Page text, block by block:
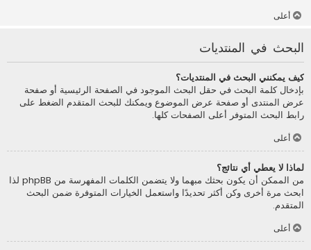
أعلى
البحث في المنتديات
كيف يمكنني البحث في المنتديات؟
بإدخال كلمة البحث في حقل البحث الموجود في الصفحة الرئيسية أو صفحة
عرض المنتدى أو صفحة عرض الموضوع ويمكنك للبحث المتقدم الضغط على
رابط البحث المتوفر أعلى الصفحات كلها.
أعلى
لماذا لا يعطي أي نتائج؟
من الممكن أن يكون بحثك مبهما ولا يتضمن الكلمات المفهرسة من phpBB لذا
ابحث مرة أخرى وكن أكثر تحديدًا واستعمل الخيارات المتوفرة ضمن البحث
المتقدم.
أعلى